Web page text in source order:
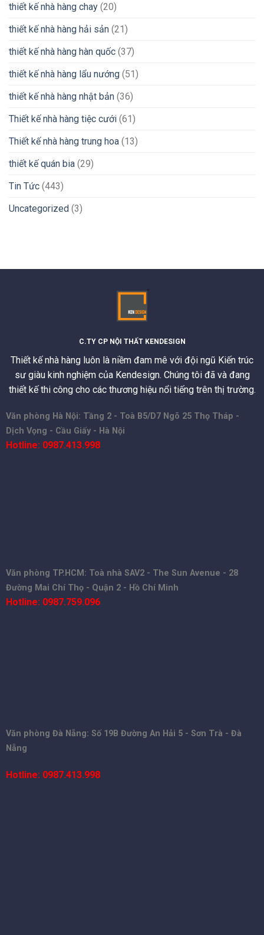
thiết kế nhà hàng chay (20)
thiết kế nhà hàng hải sản (21)
thiết kế nhà hàng hàn quốc (37)
thiết kế nhà hàng lẩu nướng (51)
thiết kế nhà hàng nhật bản (36)
Thiết kế nhà hàng tiệc cưới (61)
Thiết kế nhà hàng trung hoa (13)
thiết kế quán bia (29)
Tin Tức (443)
Uncategorized (3)
C.TY CP NỘI THẤT KENDESIGN
Thiết kế nhà hàng luôn là niềm đam mê với đội ngũ Kiến trúc
sư giàu kinh nghiệm của Kendesign. Chúng tôi đã và đang
thiết kế thi công cho các thương hiệu nổi tiếng trên thị trường.
Văn phòng Hà Nội: Tầng 2 - Toà B5/D7 Ngõ 25 Thọ Tháp -
Dịch Vọng - Cầu Giấy - Hà Nội
Hotline: 0987.413.998
Văn phòng TP.HCM: Toà nhà SAV2 - The Sun Avenue - 28
Đường Mai Chí Thọ - Quận 2 - Hồ Chí Minh
Hotline: 0987.759.096
Văn phòng Đà Nẵng: Số 19B Đường An Hải 5 - Sơn Trà - Đà
Nẵng
Hotline: 0987.413.998